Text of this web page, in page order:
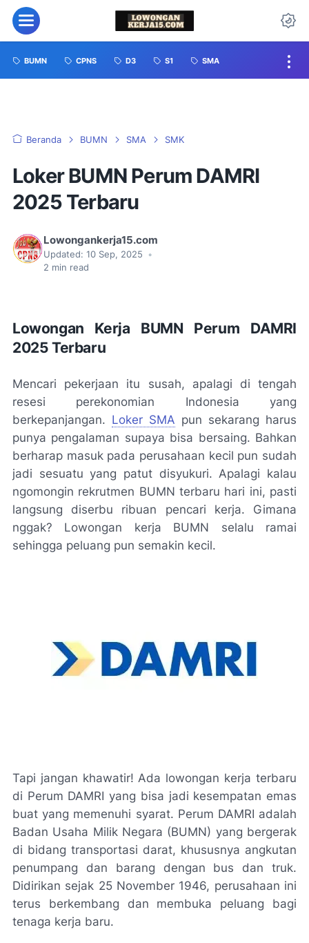
BUMN CPNS D3 S1 SMA
Beranda BUMN SMA SMK
Loker BUMN Perum DAMRI
2025 Terbaru
Lowongankerja15.com
Updated: 10 Sep, 2025
•
2 min read
Lowongan Kerja BUMN Perum DAMRI
2025 Terbaru
Mencari pekerjaan itu susah, apalagi di tengah
resesi perekonomian Indonesia yang
berkepanjangan. Loker SMA pun sekarang harus
punya pengalaman supaya bisa bersaing. Bahkan
berharap masuk pada perusahaan kecil pun sudah
jadi sesuatu yang patut disyukuri. Apalagi kalau
ngomongin rekrutmen BUMN terbaru hari ini, pasti
langsung diserbu ribuan pencari kerja. Gimana
nggak? Lowongan kerja BUMN selalu ramai
sehingga peluang pun semakin kecil.
Tapi jangan khawatir! Ada lowongan kerja terbaru
di Perum DAMRI yang bisa jadi kesempatan emas
buat yang memenuhi syarat. Perum DAMRI adalah
Badan Usaha Milik Negara (BUMN) yang bergerak
di bidang transportasi darat, khususnya angkutan
penumpang dan barang dengan bus dan truk.
Didirikan sejak 25 November 1946, perusahaan ini
terus berkembang dan membuka peluang bagi
tenaga kerja baru.